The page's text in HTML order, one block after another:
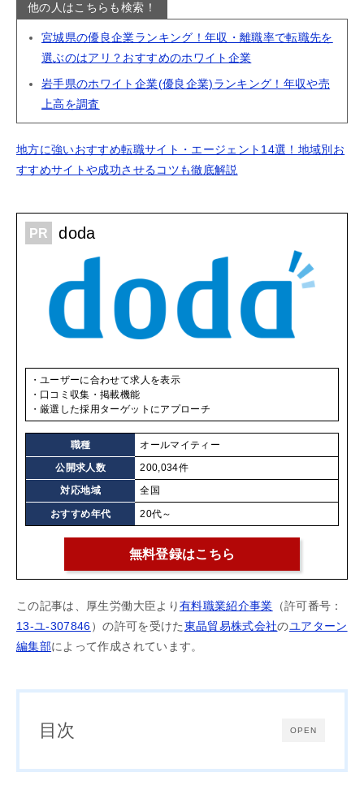
他の人はこちらも検索！
宮城県の優良企業ランキング！年収・離職率で転職先を
選ぶのはアリ？おすすめのホワイト企業
岩手県のホワイト企業(優良企業)ランキング！年収や売
上高を調査
地方に強いおすすめ転職サイト・エージェント14選！地域別お
すすめサイトや成功させるコツも徹底解説
doda
ユーザーに合わせて求人を表示
口コミ収集・掲載機能
厳選した採用ターゲットにアプローチ
職種 オールマイティー
公開求人数 200,034件
対応地域 全国
おすすめ年代 20代～
無料登録はこちら
この記事は、厚生労働大臣より有料職業紹介事業 （許可番号：
13-ユ-307846）の許可を受けた東晶貿易株式会社のユアターン
編集部によって作成されています。
OPEN
目次